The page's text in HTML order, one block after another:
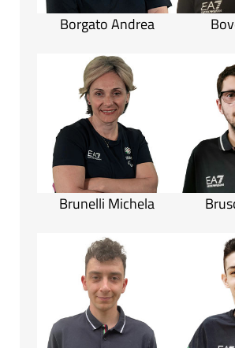
Borgato Andrea
Brunelli Michela